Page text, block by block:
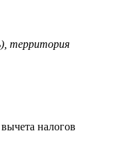
территория
налогов